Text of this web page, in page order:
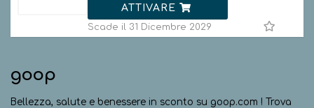
ATTIVARE
Scade il 31 Dicembre 2029
goop
Bellezza, salute e benessere in sconto su goop.com ! Trova